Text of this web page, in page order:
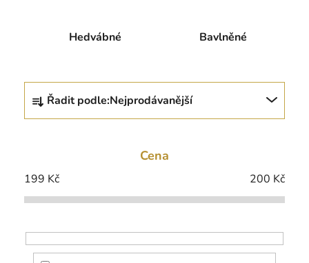
Hedvábné Bavlněné
Ř
z
í
p
o
d
Řadit podle:Nejprodávanější
Cena
199 Kč 200 Kč